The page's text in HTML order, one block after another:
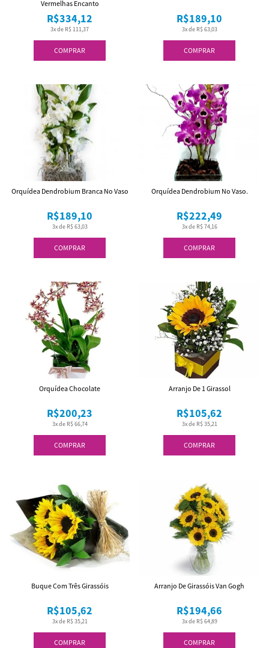
COMPRAR
3x de R$ 111,37
R$334,12
Vermelhas Encanto
COMPRAR
3x de R$ 63,03
R$189,10
COMPRAR
3x de R$ 63,03
R$189,10
Orquídea Dendrobium Branca No Vaso
COMPRAR
3x de R$ 74,16
R$222,49
Orquídea Dendrobium No Vaso.
COMPRAR
3x de R$ 66,74
R$200,23
Orquídea Chocolate
COMPRAR
3x de R$ 35,21
R$105,62
Arranjo De 1 Girassol
COMPRAR
3x de R$ 35,21
R$105,62
Buque Com Três Girassóis
COMPRAR
3x de R$ 64,89
R$194,66
Arranjo De Girassóis Van Gogh